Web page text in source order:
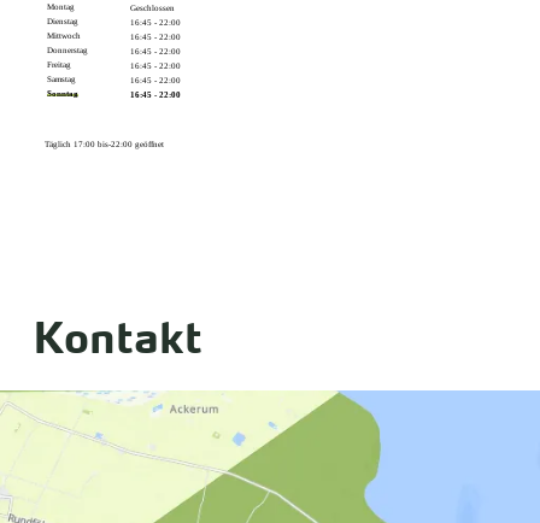
Montag
Geschlossen
Dienstag
16:45 - 22:00
Mittwoch
16:45 - 22:00
Donnerstag
16:45 - 22:00
Freitag
16:45 - 22:00
Samstag
16:45 - 22:00
Sonntag
16:45 - 22:00
Täglich 17:00 bis-22:00 geöffnet
Kontakt